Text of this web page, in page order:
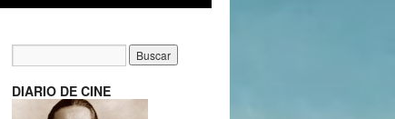
DIARIO DE CINE